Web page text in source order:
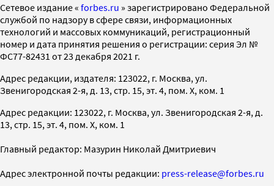
Cетевое издание « forbes.ru » зарегистрировано Федеральной
службой по надзору в сфере связи, информационных
технологий и массовых коммуникаций, регистрационный
номер и дата принятия решения о регистрации: серия Эл №
ФС77-82431 от 23 декабря 2021 г.
Адрес редакции, издателя: 123022, г. Москва, ул.
Звенигородская 2-я, д. 13, стр. 15, эт. 4, пом. X, ком. 1
Адрес редакции: 123022, г. Москва, ул. Звенигородская 2-я, д.
13, стр. 15, эт. 4, пом. X, ком. 1
Главный редактор: Мазурин Николай Дмитриевич
Адрес электронной почты редакции: press-release@forbes.ru